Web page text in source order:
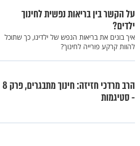
על הקשר בין בריאות נפשית לחינוך
ילדים?
איך בונים את בריאות הנפש של ילדינו, כך שתוכל
להוות קרקע פורייה לחינוך?
הרב מרדכי חזיזה: חינוך מתבגרים, פרק 8
- סטיגמות